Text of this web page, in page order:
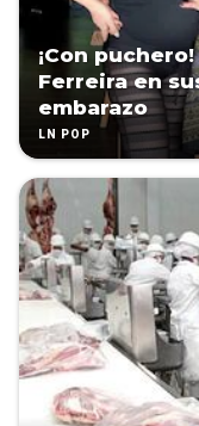
¡Con
Ferreira en
embarazo
LN POP